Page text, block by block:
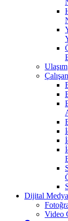
Ulaşım
Dijital Medya
Video